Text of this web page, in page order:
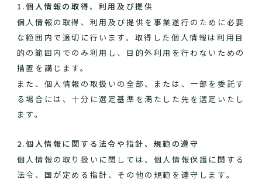
1.個人情報の取得、利用及び提供
個人情報の取得、利用及び提供を事業遂行のために必要
な範囲内で適切に行います。取得した個人情報は利用目
的の範囲内でのみ利用し、目的外利用を行わないための
措置を講じます。
また、個人情報の取扱いの全部、または、一部を委託す
る場合には、十分に選定基準を満たした先を選定いたし
ます。
2.個人情報に関する法令や指針、規範の遵守
個人情報の取り扱いに関しては、個人情報保護に関する
法令、国が定める指針、その他の規範を遵守します。